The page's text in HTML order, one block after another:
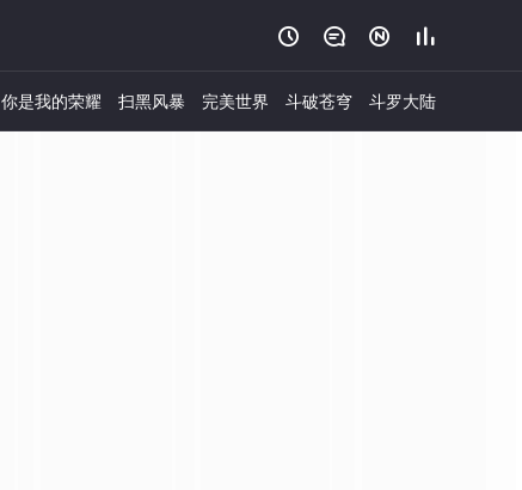
   
你是我的荣耀 扫黑风暴 完美世界 斗破苍穹 斗罗大陆